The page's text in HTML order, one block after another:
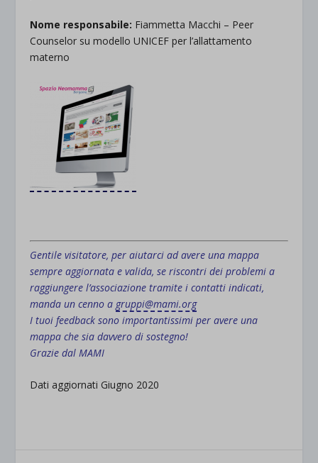
Nome responsabile: Fiammetta Macchi – Peer
Counselor su modello UNICEF per l’allattamento
materno
Gentile visitatore, per aiutarci ad avere una mappa
sempre aggiornata e valida, se riscontri dei problemi a
raggiungere l’associazione tramite i contatti indicati,
manda un cenno a gruppi@mami.org
I tuoi feedback sono importantissimi per avere una
mappa che sia davvero di sostegno!
Grazie dal MAMI
Dati aggiornati Giugno 2020